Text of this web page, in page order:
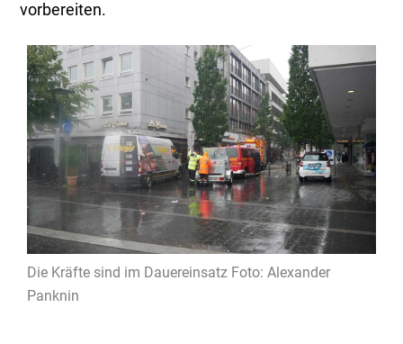
vorbereiten.
Die Kräfte sind im Dauereinsatz Foto: Alexander
Panknin